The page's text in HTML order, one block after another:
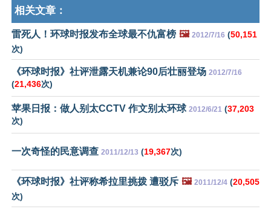
相关文章：
雷死人！环球时报发布全球最不仇富榜 🖼️ 2012/7/16 (50,151
次)
《环球时报》社评泄露天机兼论90后壮丽登场 2012/7/16
(21,436次)
苹果日报：做人别太CCTV 作文别太环球 2012/6/21 (37,203
次)
一次奇怪的民意调查 2011/12/13 (19,367次)
《环球时报》社评称希拉里挑拨 遭驳斥 🖼️ 2011/12/4 (20,505
次)